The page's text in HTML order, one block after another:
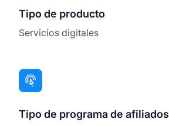
Tipo de producto
Servicios digitales
Tipo de programa de afiliados